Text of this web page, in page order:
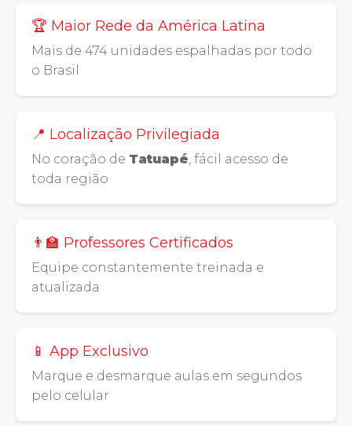
🏆 Maior Rede da América Latina
Mais de 474 unidades espalhadas por todo
o Brasil
📍 Localização Privilegiada
No coração de Tatuapé, fácil acesso de
toda região
👨‍🏫 Professores Certificados
Equipe constantemente treinada e
atualizada
📱 App Exclusivo
Marque e desmarque aulas em segundos
pelo celular